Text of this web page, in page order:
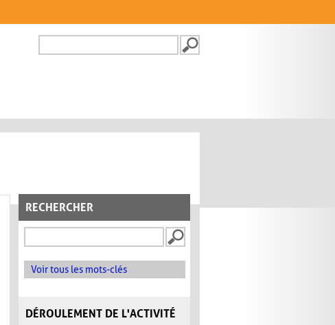
FORMULAIRE DE
RECHERCHER
Voir tous les mots-clés
DÉROULEMENT DE L'ACTIVITÉ